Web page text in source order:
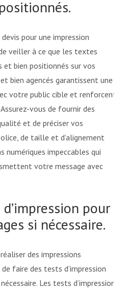
pour une impression
veiller à ce que les textes
bien positionnés sur vos
bien agencés garantissent une
votre public cible et renforcent
vous de fournir des
et de préciser vos
de taille et d’alignement
numériques impeccables qui
votre message avec
pour
si nécessaire.
des impressions
faire des tests d’impression
Les tests d’impression